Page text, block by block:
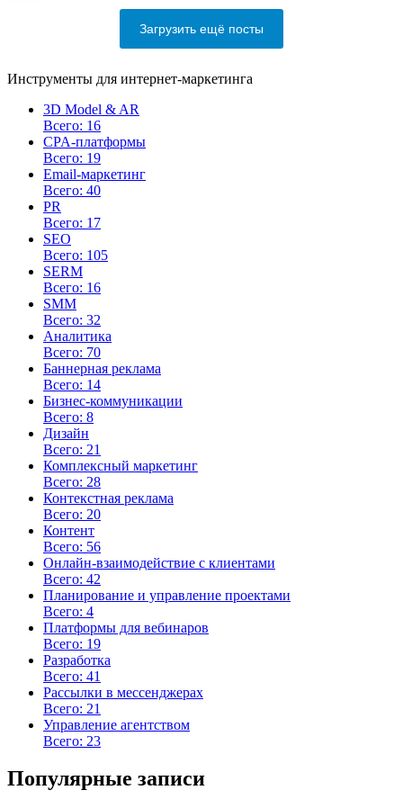
Загрузить ещё посты
Инструменты для интернет-маркетинга
3D Model & AR
Всего: 16
CPA-платформы
Всего: 19
Email-маркетинг
Всего: 40
PR
Всего: 17
SEO
Всего: 105
SERM
Всего: 16
SMM
Всего: 32
Аналитика
Всего: 70
Баннерная реклама
Всего: 14
Бизнес-коммуникации
Всего: 8
Дизайн
Всего: 21
Комплексный маркетинг
Всего: 28
Контекстная реклама
Всего: 20
Контент
Всего: 56
Онлайн-взаимодействие с клиентами
Всего: 42
Планирование и управление проектами
Всего: 4
Платформы для вебинаров
Всего: 19
Разработка
Всего: 41
Рассылки в мессенджерах
Всего: 21
Управление агентством
Всего: 23
Популярные записи